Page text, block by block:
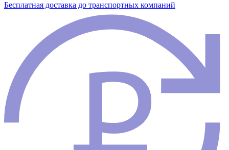
Бесплатная доставка до транспортных компаний